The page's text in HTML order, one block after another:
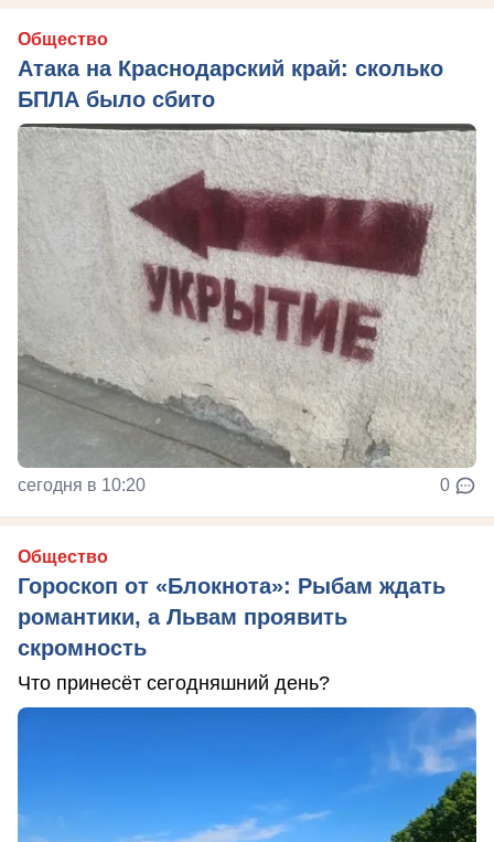
Общество
Атака на Краснодарский край: сколько
БПЛА было сбито
сегодня в 10:20 0
Общество
Гороскоп от «Блокнота»: Рыбам ждать
романтики, а Львам проявить
скромность
Что принесёт сегодняшний день?